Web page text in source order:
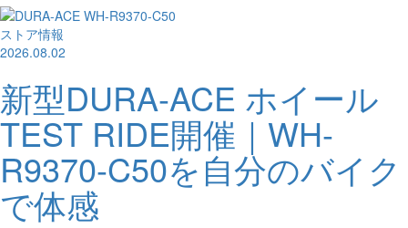
ストア情報
2026.08.02
新型DURA-ACE ホイール
TEST RIDE開催｜WH-
R9370-C50を自分のバイク
で体感